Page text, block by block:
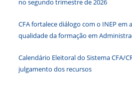
k
no segundo trimestre de 2026
CFA fortalece diálogo com o INEP em
qualidade da formação em
Calendário Eleitoral do Sistema CFA/
julgamento dos recursos